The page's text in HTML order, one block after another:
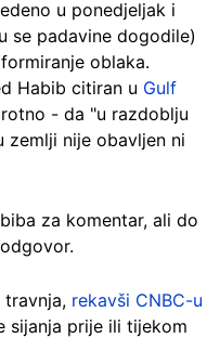
u ponedjeljak i
se padavine dogodile)
oblaka.
Habib citiran u Gulf
- da "u razdoblju
zemlji nije obavljen ni
za komentar, ali do
travnja, rekavši CNBC-u
sijanja prije ili tijekom